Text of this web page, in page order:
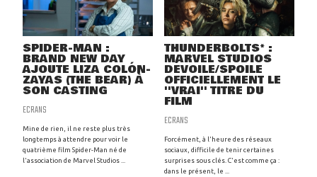
SPIDER-MAN :
BRAND NEW DAY
AJOUTE LIZA COLÓN-
ZAYAS (THE BEAR) À
SON CASTING
ECRANS
Mine de rien, il ne reste plus très
longtemps à attendre pour voir le
quatrième film Spider-Man né de
l'association de Marvel Studios ...
THUNDERBOLTS* :
MARVEL STUDIOS
DÉVOILE/SPOILE
OFFICIELLEMENT LE
''VRAI'' TITRE DU
FILM
ECRANS
Forcément, à l'heure des réseaux
sociaux, difficile de tenir certaines
surprises sous clés. C'est comme ça :
dans le présent, le ...